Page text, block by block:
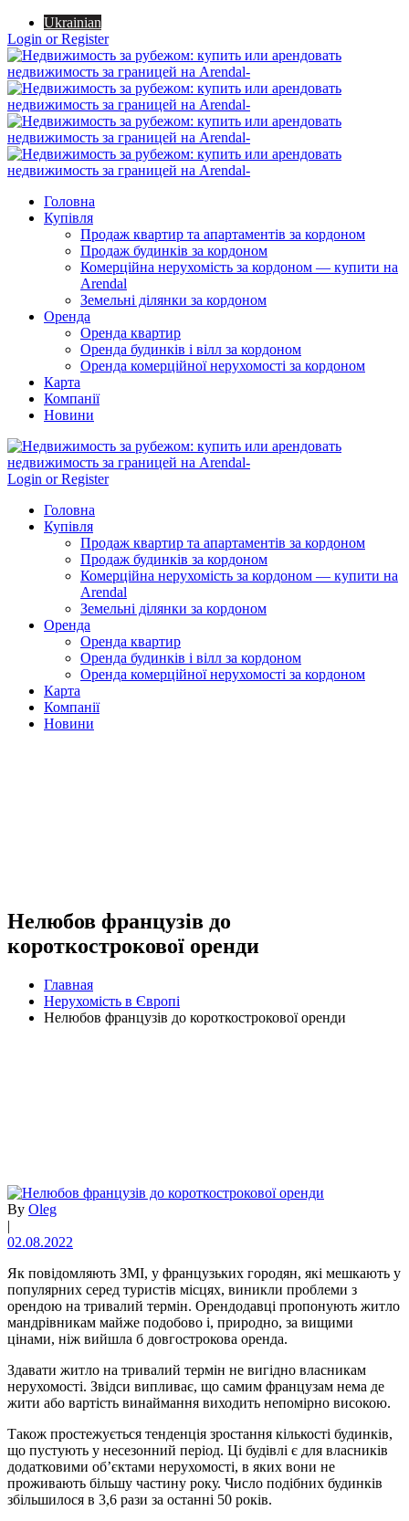
Ukrainian
Login or Register
Головна
Купівля
Продаж квартир та апартаментів за кордоном
Продаж будинків за кордоном
Комерційна нерухомість за кордоном — купити на
Arendal
Земельні ділянки за кордоном
Оренда
Оренда квартир
Оренда будинків і вілл за кордоном
Оренда комерційної нерухомості за кордоном
Карта
Компанії
Новини
Login or Register
Головна
Купівля
Продаж квартир та апартаментів за кордоном
Продаж будинків за кордоном
Комерційна нерухомість за кордоном — купити на
Arendal
Земельні ділянки за кордоном
Оренда
Оренда квартир
Оренда будинків і вілл за кордоном
Оренда комерційної нерухомості за кордоном
Карта
Компанії
Новини
Нелюбов французів до
короткострокової оренди
Главная
Нерухомість в Європі
Нелюбов французів до короткострокової оренди
By Oleg
|
02.08.2022
Як повідомляють ЗМІ, у французьких городян, які мешкають у
популярних серед туристів місцях, виникли проблеми з
орендою на тривалий термін. Орендодавці пропонують житло
мандрівникам майже подобово і, природно, за вищими
цінами, ніж вийшла б довгострокова оренда.
Здавати житло на тривалий термін не вигідно власникам
нерухомості. Звідси випливає, що самим французам нема де
жити або вартість винаймання виходить непомірно високою.
Також простежується тенденція зростання кількості будинків,
що пустують у несезонний період. Ці будівлі є для власників
додатковими об’єктами нерухомості, в яких вони не
проживають більшу частину року. Число подібних будинків
збільшилося в 3,6 рази за останні 50 років.